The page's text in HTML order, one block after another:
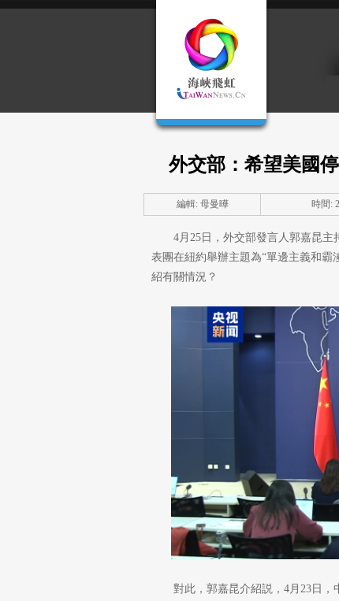
外交部：希望美國
編輯: 母曼曄 時間:
4月25日，外交部發言人郭嘉昆
表團在紐約舉辦主題為“單邊主義和霸
紹有關情況？
對此，郭嘉昆介紹説，4月23日